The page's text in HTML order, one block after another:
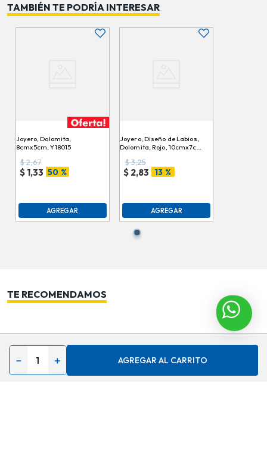
＋
－ AGREGAR AL CARRITO
TAMBIÉN TE PODRÍA INTERESAR
Joyero, Dolomita,
8cmx5cm, Y18015
$2,67
$ 1,33 50 %
AGREGAR
Joyero, Diseño de Labios,
Dolomita, Rojo, 10cmx7cm,
$3,25
$ 2,83 13 %
AGREGAR
TE RECOMENDAMOS